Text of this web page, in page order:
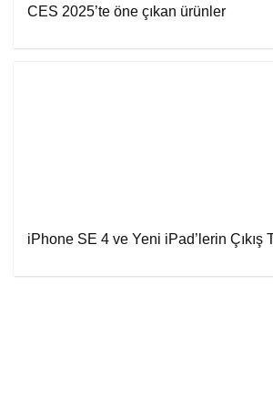
CES 2025’te öne çıkan ürünler
iPhone SE 4 ve Yeni iPad’lerin Çıkış